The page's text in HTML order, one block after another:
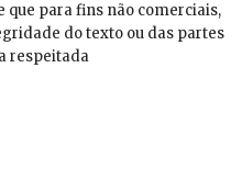
para fins não comerciais,
do texto ou das partes
respeitada